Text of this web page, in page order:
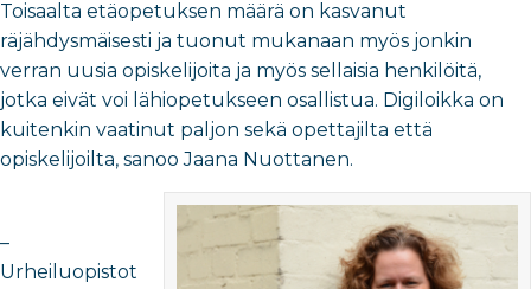
Toisaalta etäopetuksen määrä on kasvanut
räjähdysmäisesti ja tuonut mukanaan myös jonkin
verran uusia opiskelijoita ja myös sellaisia henkilöitä,
jotka eivät voi lähiopetukseen osallistua. Digiloikka on
kuitenkin vaatinut paljon sekä opettajilta että
opiskelijoilta, sanoo Jaana Nuottanen.
–
Urheiluopistot